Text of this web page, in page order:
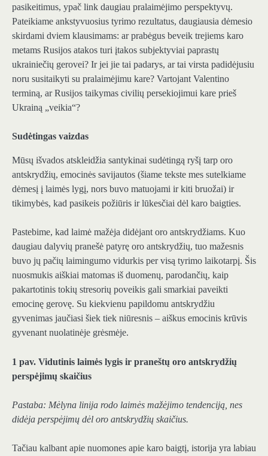
pasikeitimus, ypač link daugiau pralaimėjimo perspektyvų.
Pateikiame ankstyvuosius tyrimo rezultatus, daugiausia dėmesio
skirdami dviem klausimams: ar prabėgus beveik trejiems karo
metams Rusijos atakos turi įtakos subjektyviai paprastų
ukrainiečių gerovei? Ir jei jie tai padarys, ar tai virsta padidėjusiu
noru susitaikyti su pralaimėjimu kare? Vartojant Valentino
terminą, ar Rusijos taikymas civilių persekiojimui kare prieš
Ukrainą „veikia“?
Sudėtingas vaizdas
Mūsų išvados atskleidžia santykinai sudėtingą ryšį tarp oro
antskrydžių, emocinės savijautos (šiame tekste mes sutelkiame
dėmesį į laimės lygį, nors buvo matuojami ir kiti bruožai) ir
tikimybės, kad pasikeis požiūris ir lūkesčiai dėl karo baigties.
Pastebime, kad laimė mažėja didėjant oro antskrydžiams. Kuo
daugiau dalyvių pranešė patyrę oro antskrydžių, tuo mažesnis
buvo jų pačių laimingumo vidurkis per visą tyrimo laikotarpį. Šis
nuosmukis aiškiai matomas iš duomenų, parodančių, kaip
pakartotinis tokių stresorių poveikis gali smarkiai paveikti
emocinę gerovę. Su kiekvienu papildomu antskrydžiu
gyvenimas jaučiasi šiek tiek niūresnis – aiškus emocinis krūvis
gyvenant nuolatinėje grėsmėje.
1 pav. Vidutinis laimės lygis ir praneštų oro antskrydžių
perspėjimų skaičius
Pastaba: Mėlyna linija rodo laimės mažėjimo tendenciją, nes
didėja perspėjimų dėl oro antskrydžių skaičius.
Tačiau kalbant apie nuomones apie karo baigtį, istorija yra labiau